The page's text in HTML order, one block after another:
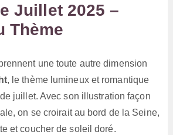
Juillet 2025 –
Thème
une toute autre dimension
, le thème lumineux et romantique
juillet. Avec son illustration façon
on se croirait au bord de la Seine,
et coucher de soleil doré.